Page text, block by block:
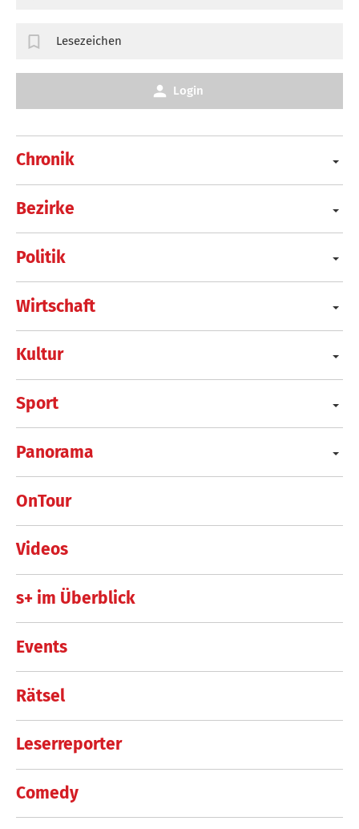
Chronik
Bezirke
Politik
Wirtschaft
Kultur
Sport
Panorama
OnTour
Videos
s+ im Überblick
Events
Rätsel
Leserreporter
Comedy
Lesezeichen
Login